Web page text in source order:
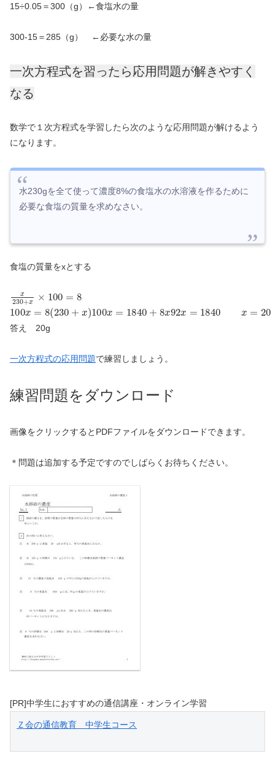
15÷0.05＝300（g）←食塩水の量
300-15＝285（g） ←必要な水の量
一次方程式を習ったら応用問題が解きやすく
なる
数学で１次方程式を学習したら次のような応用問題が解けるよう
になります。
水230gを全て使って濃度8%の食塩水の水溶液を作るために
必要な食塩の質量を求めなさい。
食塩の質量をxとする
230 ×100
8
100x= (230+ x 100 x= 1840 + 8x 92 x= 1840 = 20
答え 20g
一次方程式の応用問題で練習しましょう。
練習問題をダウンロード
画像をクリックするとPDFファイルをダウンロードできます。
＊問題は追加する予定ですのでしばらくお待ちください。
[PR]中学生におすすめの通信講座・オンライン学習
Ｚ会の通信教育　中学生コース